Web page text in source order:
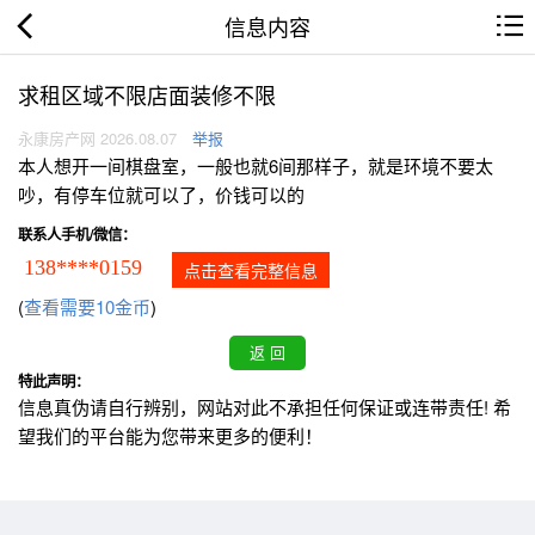
信息内容
求租区域不限店面装修不限
永康房产网 2026.08.07 举报
本人想开一间棋盘室，一般也就6间那样子，就是环境不要太
吵，有停车位就可以了，价钱可以的
联系人手机/微信：
138****0159 点击查看完整信息
(查看需要10金币)
特此声明：
信息真伪请自行辨别，网站对此不承担任何保证或连带责任! 希
望我们的平台能为您带来更多的便利！